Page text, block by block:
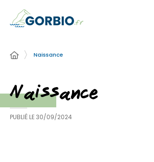
Naissance
Naissance
PUBLIÉ LE30/09/2024